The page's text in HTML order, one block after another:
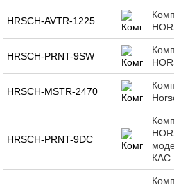
HRSCH-AVTR-1225
HRSCH-PRNT-9SW
HRSCH-MSTR-2470
HRSCH-PRNT-9DC
КАС